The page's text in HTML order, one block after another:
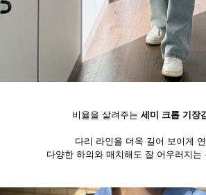
비율을 살려주는 세미 크롭 기장
다리 라인을 더욱 길어 보이게
다양한 하의와 매치해도 잘 어우러지는